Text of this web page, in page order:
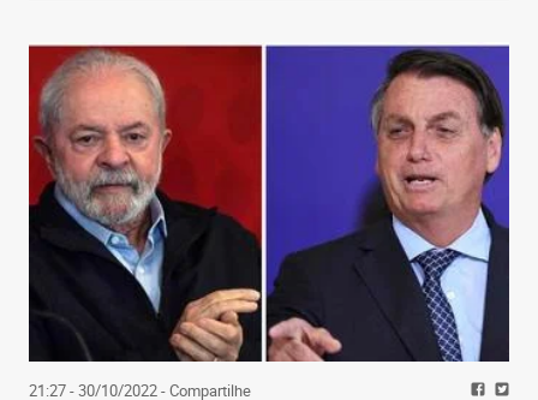
21:27 - 30/10/2022- Compartilhe